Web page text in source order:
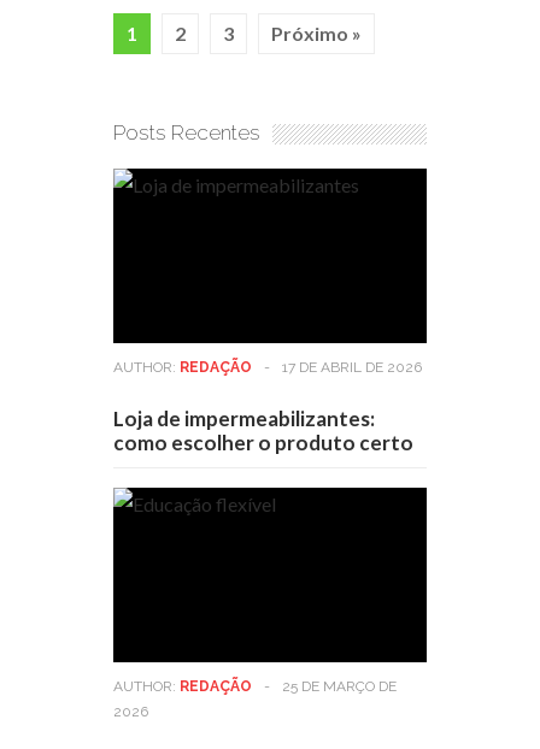
1 2 3 Próximo »
Posts Recentes
AUTHOR: REDAÇÃO - 17 DE ABRIL DE 2026
Loja de impermeabilizantes:
como escolher o produto certo
AUTHOR: REDAÇÃO -
25 DE MARÇO DE
2026